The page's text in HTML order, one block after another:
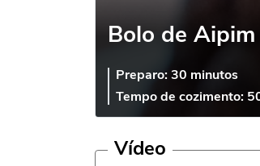
Bolo de
Preparo:30 minutos
Tempo de cozimento:
Vídeo